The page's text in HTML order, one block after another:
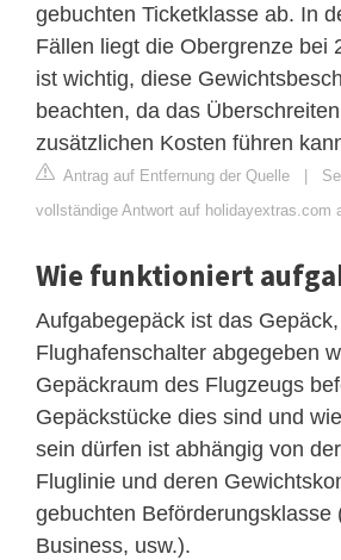
gebuchten Ticketklasse ab. In
Fällen liegt die Obergrenze bei
ist wichtig, diese
beachten, da das
zusätzlichen Kosten führen
Antrag auf Entfernung der Quelle |
vollständige Antwort auf holidayextras.com
Wie funktioniert
Aufgabegepäck ist das
Flughafenschalter abgegeben
Gepäckraum des Flugzeugs
Gepäckstücke dies sind und
sein dürfen ist abhängig von
Fluglinie und deren
gebuchten Beförderungsklasse
Business, usw.).